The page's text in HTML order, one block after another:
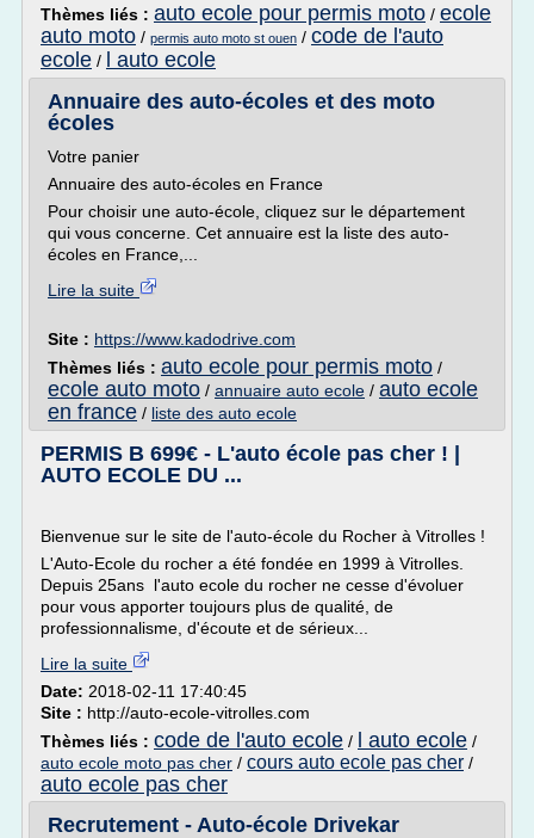
Thèmes liés : auto ecole pour permis moto / ecole
auto moto / permis auto moto st ouen / code de l'auto
ecole /
l auto ecole
Annuaire des auto-écoles et des moto
écoles
Votre panier
Annuaire des auto-écoles en France
Pour choisir une auto-école, cliquez sur le département
qui vous concerne. Cet annuaire est la liste des auto-
écoles en France,...
Lire la suite
Site : https://www.kadodrive.com
Thèmes liés : auto ecole pour permis moto /
ecole auto moto / annuaire auto ecole / auto ecole
en france / liste des auto ecole
PERMIS B 699€ - L'auto école pas cher ! |
AUTO ECOLE DU ...
Bienvenue sur le site de l'auto-école du Rocher à Vitrolles !
L'Auto-Ecole du rocher a été fondée en 1999 à Vitrolles.
Depuis 25ans l'auto ecole du rocher ne cesse d'évoluer
pour vous apporter toujours plus de qualité, de
professionnalisme, d'écoute et de sérieux...
Lire la suite
Date: 2018-02-11 17:40:45
Site : http://auto-ecole-vitrolles.com
Thèmes liés : code de l'auto ecole / l auto ecole /
auto ecole moto pas cher / cours auto ecole pas cher /
auto ecole pas cher
Recrutement - Auto-école Drivekar